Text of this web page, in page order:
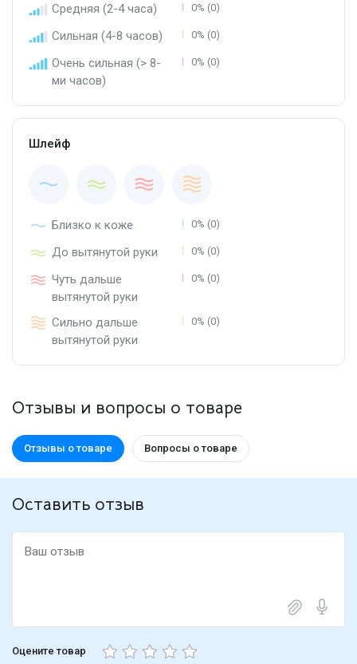
Средняя (2-4 часа) 0% (0)
Сильная (4-8 часов) 0% (0)
Очень сильная (> 8-
ми часов)
0% (0)
Шлейф
Близко к коже 0% (0)
До вытянутой руки 0% (0)
Чуть дальше
вытянутой руки
0% (0)
Сильно дальше
вытянутой руки
0% (0)
Отзывы и вопросы о товаре
Отзывы о товаре Вопросы о товаре
Оставить отзыв
Оцените товар